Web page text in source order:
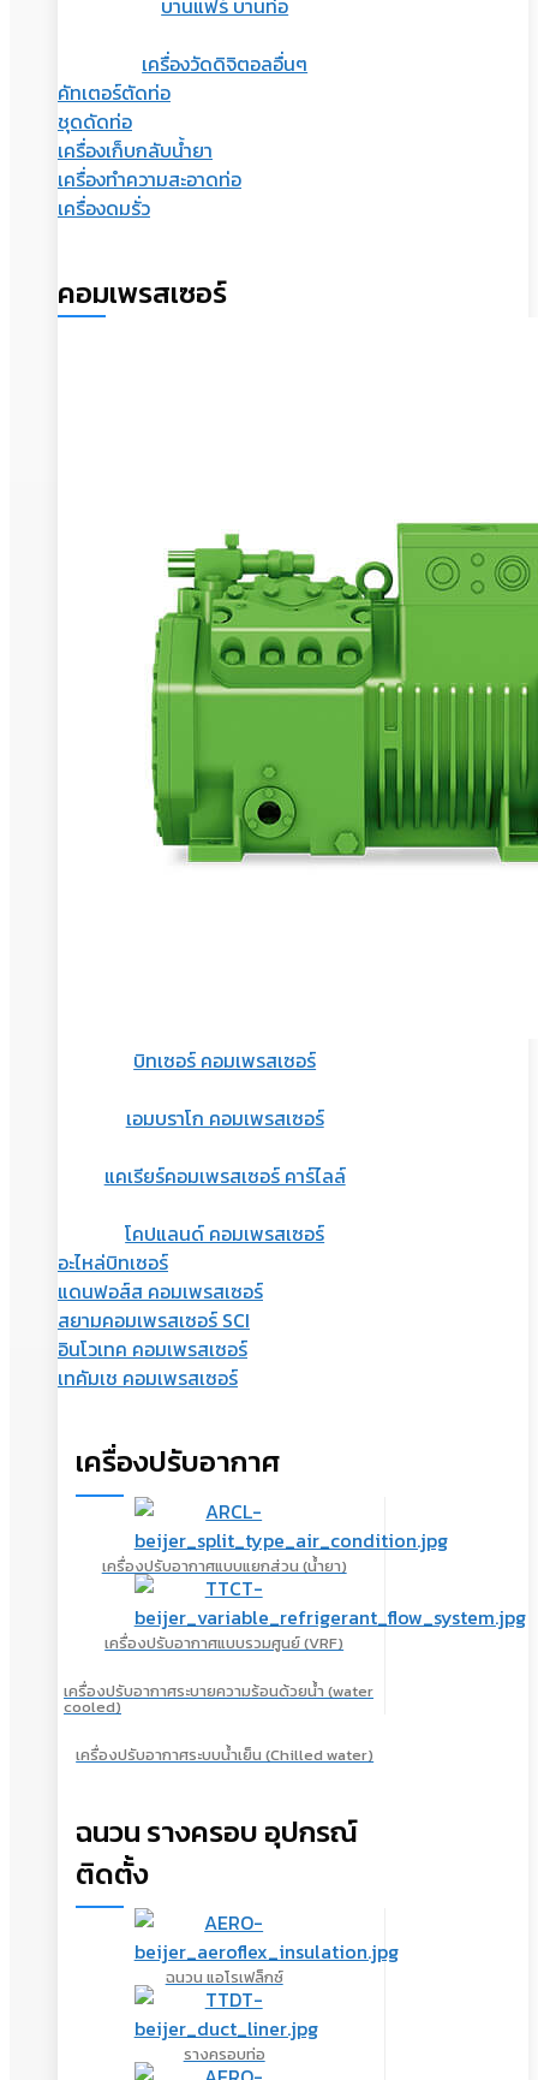
เครื่องวัดดิจิตอลอื่นๆ
คัทเตอร์ตัดท่อ
ชุดดัดท่อ
เครื่องเก็บกลับน้ำยา
เครื่องทำความสะอาดท่อ
เครื่องดมรั่ว
คอมเพรสเซอร์
บิทเซอร์ คอมเพรสเซอร์
เอมบราโก คอมเพรสเซอร์
แคเรียร์คอมเพรสเซอร์ คาร์ไลล์
โคปแลนด์ คอมเพรสเซอร์
อะไหล่บิทเซอร์
แดนฟอส์ส คอมเพรสเซอร์
สยามคอมเพรสเซอร์ SCI
อินโวเทค คอมเพรสเซอร์
เทคัมเช คอมเพรสเซอร์
เครื่องปรับอากาศ
เครื่องปรับอากาศแบบแยกส่วน (น้ำยา)
เครื่องปรับอากาศแบบรวมศูนย์ (VRF)
เครื่องปรับอากาศระบายความร้อนด้วยน้ำ (water
cooled)
เครื่องปรับอากาศระบบน้ำเย็น (Chilled water)
ฉนวน รางครอบ อุปกรณ์
ติดตั้ง
ฉนวน แอโรเฟล็กซ์
รางครอบท่อ